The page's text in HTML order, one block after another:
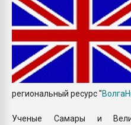
региональный ресурс "
Ученые Самары и